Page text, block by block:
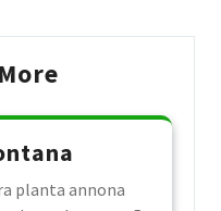
planta annona